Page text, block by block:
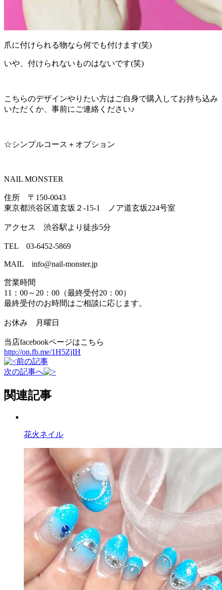
爪に付けられる物なら何でも付けます(笑)
いや、付けられないものはないです(笑)
こちらのデザインやりたい方はご自身で購入してお持ち込み
いただくか、事前にご連絡ください♪
☆シンプルコース＋オプション
NAIL MONSTER
住所 〒150-0043
東京都渋谷区道玄坂２-15-1 ノア道玄坂224号室
アクセス 渋谷駅より徒歩5分
TEL 03-6452-5869
MAIL info@nail-monster.jp
営業時間
11：00～20：00（最終受付20：00）
最終受付のお時間はご相談に応じます。
お休み 月曜日
当店facebookページはこちら
http://on.fb.me/1H5ZjIH
前の記事
次の記事へ
関連記事
花火ネイル